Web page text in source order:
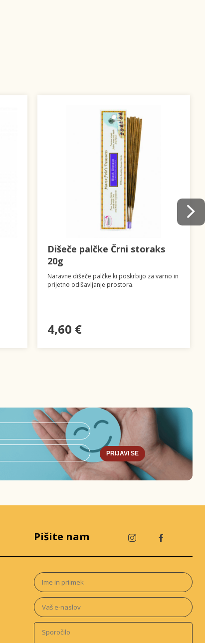
Dišeče palčke Črni storaks
20g
Naravne dišeče palčke ki poskrbijo za varno in
prijetno odišavljanje prostora.
4,60 €
PRIJAVI SE
Pišite nam